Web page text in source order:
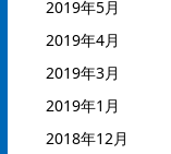
2019年5月
2019年4月
2019年3月
2019年1月
2018年12月